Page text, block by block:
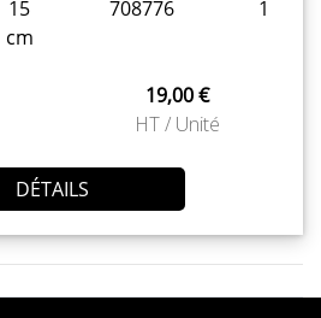
15
cm
708776
1
19,00 €
HT / Unité
DÉTAILS